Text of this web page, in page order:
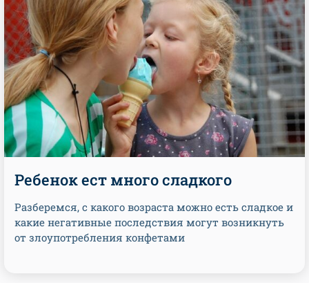
Ребенок ест много сладкого
Разберемся, с какого возраста можно есть сладкое и
какие негативные последствия могут возникнуть
от злоупотребления конфетами